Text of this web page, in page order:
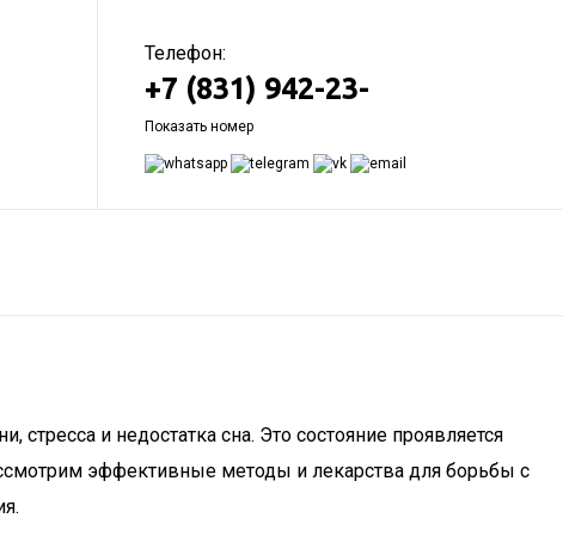
Телефон:
+7 (831) 942-23-
Показать номер
стресса и недостатка сна. Это состояние проявляется
эффективные методы и лекарства для борьбы с